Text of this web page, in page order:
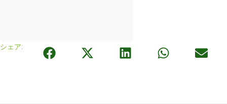
シェア: